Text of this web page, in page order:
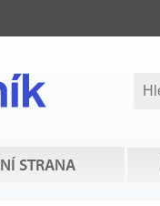
STRANA